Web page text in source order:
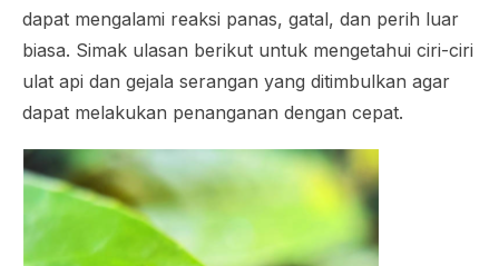
dapat mengalami reaksi panas, gatal, dan perih luar
biasa. Simak ulasan berikut untuk mengetahui ciri-ciri
ulat api dan gejala serangan yang ditimbulkan agar
dapat melakukan penanganan dengan cepat.